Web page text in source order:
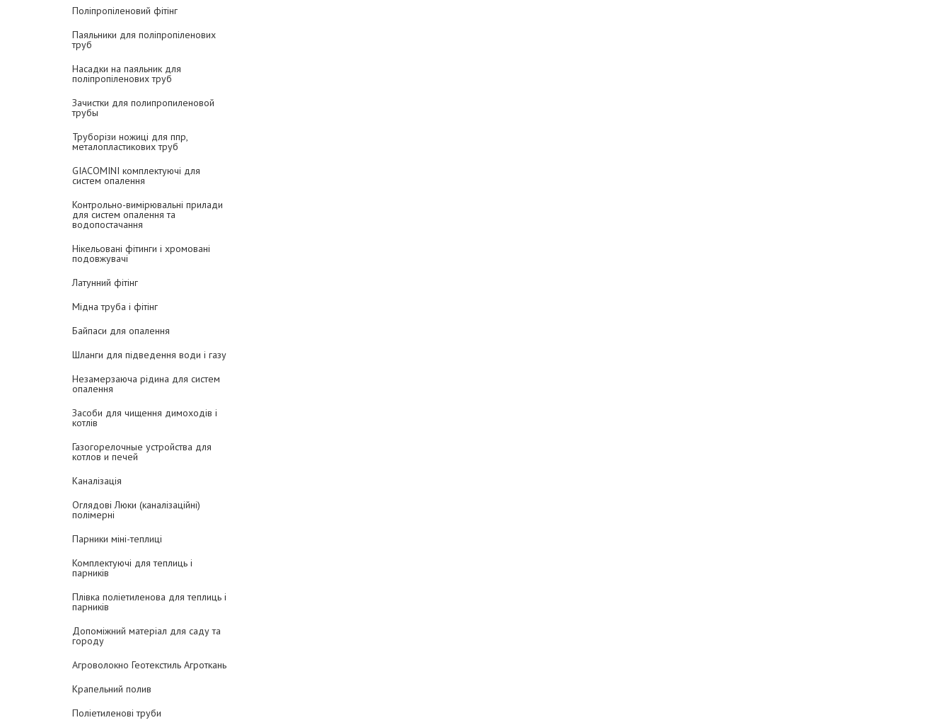
Поліпропіленовий фітінг
Паяльники для поліпропіленових
труб
Насадки на паяльник для
поліпропіленових труб
Зачистки для полипропиленовой
трубы
Труборізи ножиці для ппр,
металопластикових труб
GIACOMINI комплектуючі для
систем опалення
Контрольно-вимірювальні прилади
для систем опалення та
водопостачання
Нікельовані фітинги і хромовані
подовжувачі
Латунний фітінг
Мідна труба і фітінг
Байпаси для опалення
Шланги для підведення води і газу
Незамерзаюча рідина для систем
опалення
Засоби для чищення димоходів і
котлів
Газогорелочные устройства для
котлов и печей
Каналізація
Оглядові Люки (каналізаційні)
полімерні
Парники міні-теплиці
Комплектуючі для теплиць і
парників
Плівка поліетиленова для теплиць і
парників
Допоміжний матеріал для саду та
городу
Агроволокно Геотекстиль Агроткань
Крапельний полив
Поліетиленові труби